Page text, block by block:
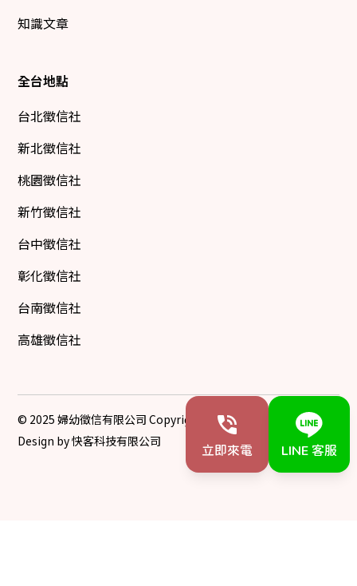
立即來電 LINE 客服
知識文章
全台地點
台北徵信社
新北徵信社
桃園徵信社
新竹徵信社
台中徵信社
彰化徵信社
台南徵信社
高雄徵信社
© 2025 婦幼徵信有限公司 Copyright All Rights Reserved
Design by 快客科技有限公司